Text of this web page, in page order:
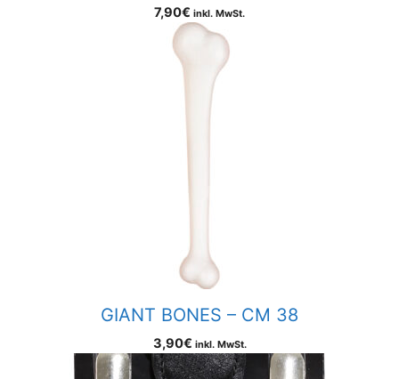
7,90€ inkl. MwSt.
GIANT BONES – CM 38
3,90€ inkl. MwSt.